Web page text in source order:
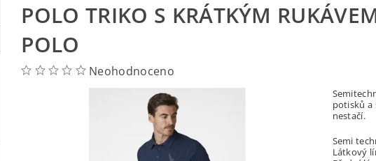
POLO TRIKO S KRÁTKÝM
POLO
Neohodnoceno
potisků a
nestačí.
Semi
Látkový